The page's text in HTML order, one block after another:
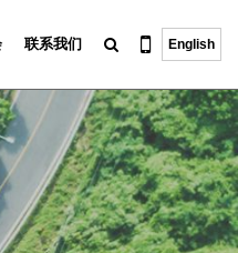
联系我们 English